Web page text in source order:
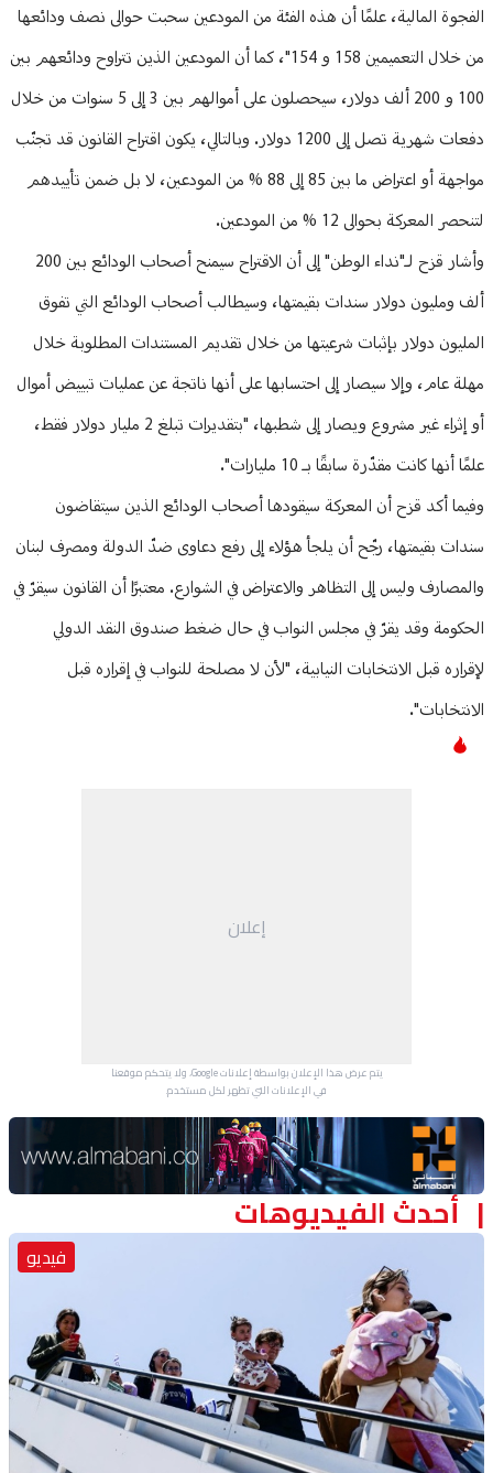
الفجوة المالية، علمًا أن هذه الفئة من المودعين سحبت حوالى نصف ودائعها
من خلال التعميمين 158 و 154"، كما أن المودعين الذين تتراوح ودائعهم بين
100 و 200 ألف دولار، سيحصلون على أموالهم بين 3 إلى 5 سنوات من خلال
دفعات شهرية تصل إلى 1200 دولار. وبالتالي، يكون اقتراح القانون قد تجنّب
مواجهة أو اعتراض ما بين 85 إلى 88 % من المودعين، لا بل ضمن تأييدهم
لتنحصر المعركة بحوالى 12 % من المودعين.
وأشار قزح لـ"نداء الوطن" إلى أن الاقتراح سيمنح أصحاب الودائع بين 200
ألف ومليون دولار سندات بقيمتها، وسيطالب أصحاب الودائع التي تفوق
المليون دولار بإثبات شرعيتها من خلال تقديم المستندات المطلوبة خلال
مهلة عام، وإلا سيصار إلى احتسابها على أنها ناتجة عن عمليات تبييض أموال
أو إثراء غير مشروع ويصار إلى شطبها، "بتقديرات تبلغ 2 مليار دولار فقط،
علمًا أنها كانت مقدّرة سابقًا بـ 10 مليارات".
وفيما أكد قزح أن المعركة سيقودها أصحاب الودائع الذين سيتقاضون
سندات بقيمتها، رجّح أن يلجأ هؤلاء إلى رفع دعاوى ضدّ الدولة ومصرف لبنان
والمصارف وليس إلى التظاهر والاعتراض في الشوارع. معتبرًا أن القانون سيقرّ في
الحكومة وقد يقرّ في مجلس النواب في حال ضغط صندوق النقد الدولي
لإقراره قبل الانتخابات النيابية، "لأن لا مصلحة للنواب في إقراره قبل
الانتخابات".
إعلان
يتم عرض هذا الإعلان بواسطة إعلانات Google، ولا يتحكم موقعنا
في الإعلانات التي تظهر لكل مستخدم.
Advertisement Section
أحدث الفيديوهات
فيديو